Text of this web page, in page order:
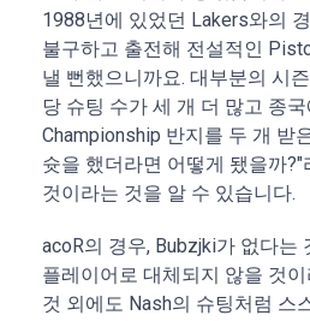
1988년에 있었던 Lakers와의
불구하고 출전해 전설적인
낼 뻔했으니까요. 대부분의 시
당 슈팅 수가 세 개 더 많고 종
Championship 반지를 두 개 받
슛을 했더라면 어떻게 됐을까
것이라는 것을 알 수 있습니다.
acoR의 경우, Bubzjki가 없다는
플레이어로 대체되지 않을 것
것 외에도 Nash의 슈팅처럼 스